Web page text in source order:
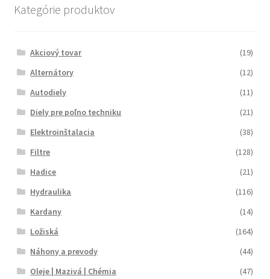
Kategórie produktov
Akciový tovar
(19)
Alternátory
(12)
Autodiely
(11)
Diely pre poľno techniku
(21)
Elektroinštalacia
(38)
Filtre
(128)
Hadice
(21)
Hydraulika
(116)
Kardany
(14)
Ložiská
(164)
Náhony a prevody
(44)
Oleje | Mazivá | Chémia
(47)